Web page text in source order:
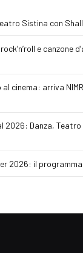
Sistina con Shall
e canzone
cinema: arriva
2026: Danza,
2026: il programma